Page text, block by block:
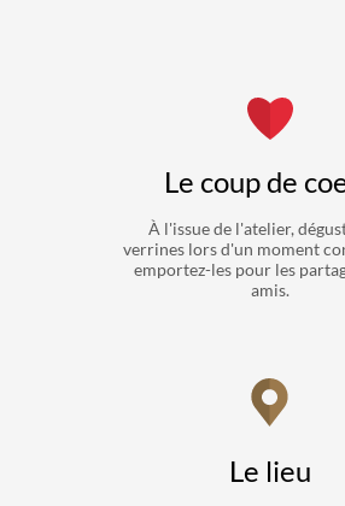
Le coup de
À l'issue de l'atelier,
verrines lors d'un moment
emportez-les pour les
amis.
Le lieu